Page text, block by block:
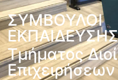
ΣΥΜΒΟΥΛΟΙ
ΕΚΠΑΙΔΕΥΣΗΣ
Τμήματος
Επιχειρήσεων